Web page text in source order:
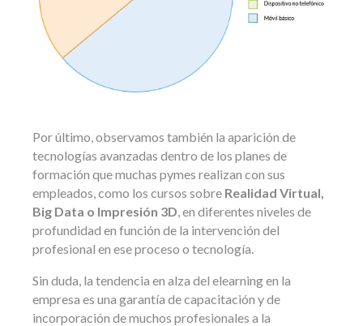
Por último, observamos también la aparición de
tecnologías avanzadas dentro de los planes de
formación que muchas pymes realizan con sus
empleados, como los cursos sobre Realidad Virtual,
Big Data o Impresión 3D , en diferentes niveles de
profundidad en función de la intervención del
profesional en ese proceso o tecnología.
Sin duda, la tendencia en alza del elearning en la
empresa es una garantía de capacitación y de
incorporación de muchos profesionales a la